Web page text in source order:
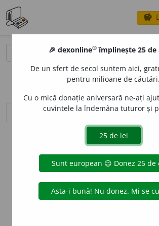
savings
sinteza definițiilor (1) definiții (3)
info
Aceste definiții sunt
echipa dexonline.
originale se află pe fila
preferințe
🎉 dexonline® împlinește 25 de
De un sfert de secol suntem aici,
pentru milioane de căutări.
Cu o mică donație aniversară ne-ați
cuvintele la îndemâna tuturor și